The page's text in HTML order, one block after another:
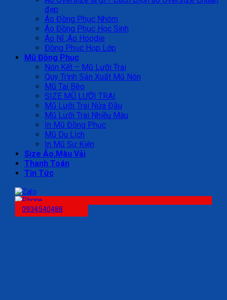
đẹp
Áo Đồng Phục Nhóm
Áo Đồng Phục Học Sinh
Áo Nỉ ,Áo Hoodie
Đồng Phục Họp Lớp
Mũ Đồng Phục
Nón Kết – Mũ Lưỡi Trai
Quy Trình Sản Xuất Mũ Nón
Mũ Tai Bèo
SIZE MŨ LƯỠI TRAI
Mũ Lưỡi Trai Nửa Đầu
Mũ Lưỡi Trai Nhiều Màu
In Mũ Đồng Phục
Mũ Du Lịch
In Mũ Sự Kiện
Size Áo,Màu Vải
Thanh Toán
Tin Tức
0934540488